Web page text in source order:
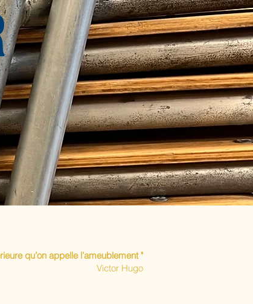
qu’on appelle l’ameublement "
Victor Hugo